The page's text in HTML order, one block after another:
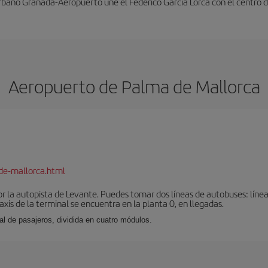
Aeropuerto de Palma de Mallorca
mallorca.html
la autopista de Levante. Puedes tomar dos líneas de autobuses:
de la terminal se encuentra en la planta 0, en llegadas.
de pasajeros, dividida en cuatro módulos.